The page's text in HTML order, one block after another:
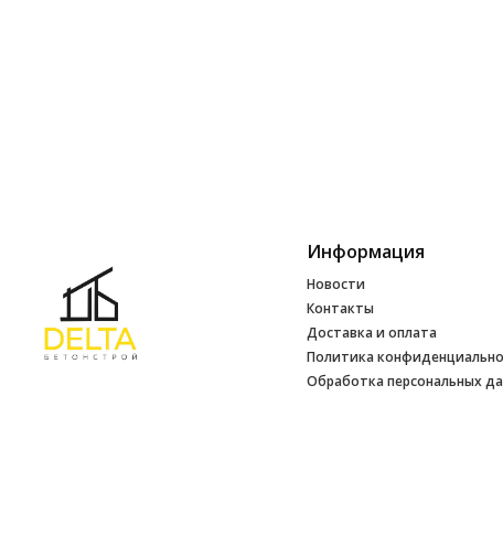
Информация
Новости
Контакты
Доставка и оплата
Политика
Обработка персональных